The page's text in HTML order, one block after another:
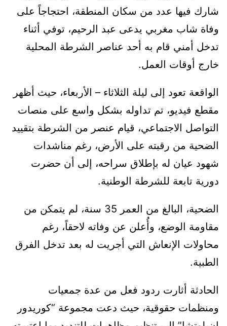
شارك فيها عدد من سكان المنطقة، احتجاجاً على
وفاة شاب مغربي يدعى عبد الرحيم، توفي أثناء
تدخل أمني قام به أحد عناصر الشرطة المحلية
خارج أوقات العمل.
الواقعة تعود إلى ليلة الثلاثاء – الأربعاء، حيث أظهر
مقطع فيديو، تم تداوله بشكل واسع على منصات
التواصل الاجتماعي، قيام عنصر من الشرطة بتقييد
الضحية من رقبته على الأرض، رغم مناشدات
شهود عيان له بإطلاق سراحه، إلى أن حضرت
دورية تابعة للشرطة الوطنية.
الضحية، البالغ من العمر 35 سنة، لم يتمكن من
مقاومة الوضع، وأُعلن عن وفاته لاحقاً، رغم
محاولات الإنعاش التي أجريت له بعد تدخل الفرق
الطبية.
الحادثة أثارت ردود فعل من عدة جمعيات
ومنظمات حقوقية، حيث دعت مجموعة “كوريدور